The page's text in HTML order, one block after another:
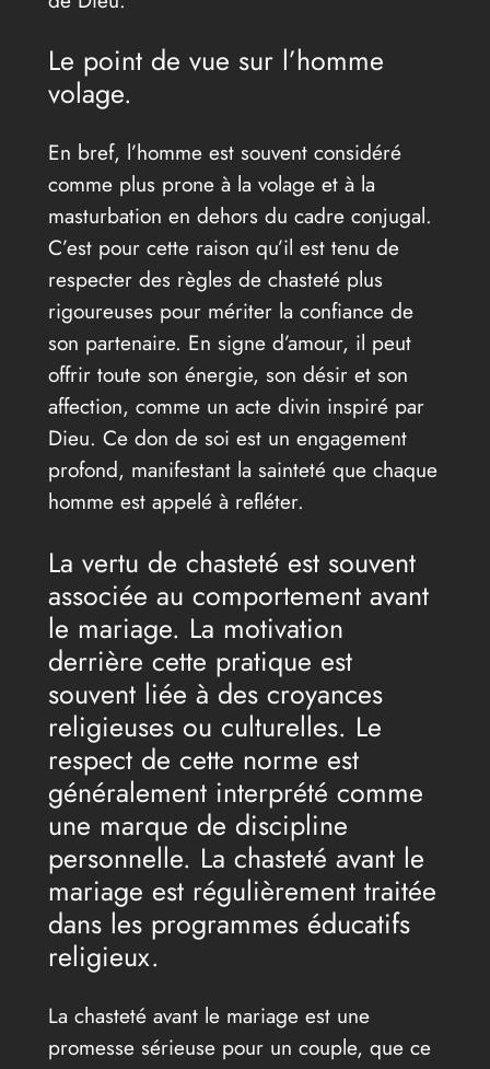
Le point de vue sur l’homme
volage.
En bref, l’homme est souvent considéré
comme plus prone à la volage et à la
masturbation en dehors du cadre conjugal.
C’est pour cette raison qu’il est tenu de
respecter des règles de chasteté plus
rigoureuses pour mériter la confiance de
son partenaire. En signe d’amour, il peut
offrir toute son énergie, son désir et son
affection, comme un acte divin inspiré par
Dieu. Ce don de soi est un engagement
profond, manifestant la sainteté que chaque
homme est appelé à refléter.
La vertu de chasteté est souvent
associée au comportement avant
le mariage. La motivation
derrière cette pratique est
souvent liée à des croyances
religieuses ou culturelles. Le
respect de cette norme est
généralement interprété comme
une marque de discipline
personnelle. La chasteté avant le
mariage est régulièrement traitée
dans les programmes éducatifs
religieux.
La chasteté avant le mariage est une
promesse sérieuse pour un couple, que ce